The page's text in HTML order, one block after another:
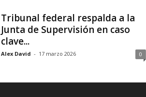
Tribunal federal respalda a la
Junta de Supervisión en caso
clave...
Alex David - 17 marzo 2026 0